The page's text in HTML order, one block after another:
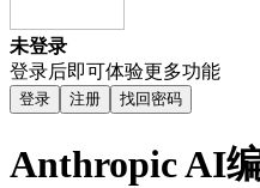
未登录
登录后即可体验更多功能
登录 注册 找回密码
Anthropic AI